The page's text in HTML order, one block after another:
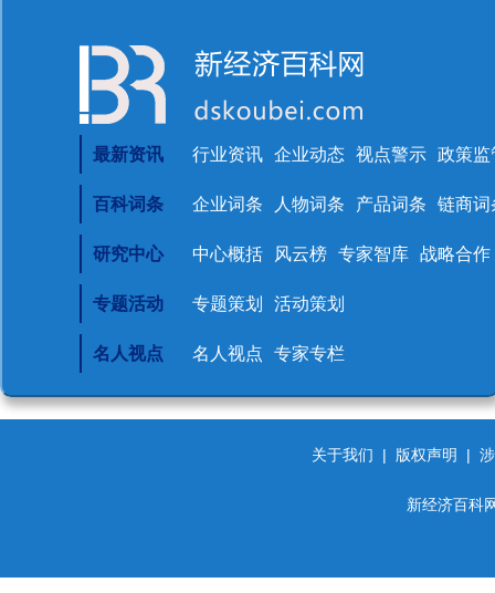
最新资讯 行业资讯 企业动态 视点警示 政策监
百科词条 企业词条 人物词条 产品词条 链商词
研究中心 中心概括 风云榜 专家智库 战略合作
专题活动 专题策划 活动策划
名人视点 名人视点 专家专栏
关于我们 | 版权声明 |
新经济百科